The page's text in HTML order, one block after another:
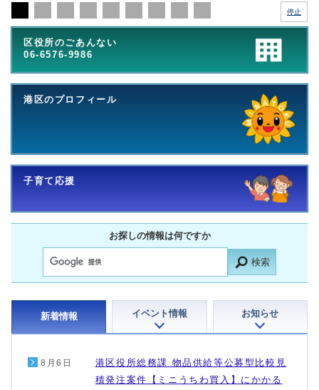
停止
区役所のごあんない
06-6576-9986
港区のプロフィール
子育て応援
お探しの情報は何ですか
検索
新着情報 イベント情報 お知らせ
8月6日
港区役所総務課 物品供給等公募型比較見
積発注案件【ミニうちわ買入】にかかる